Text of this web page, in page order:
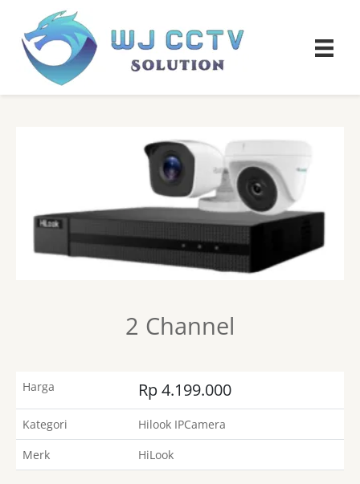
2 Channel
Harga Rp 4.199.000
Kategori
Hilook IPCamera
Merk
HiLook